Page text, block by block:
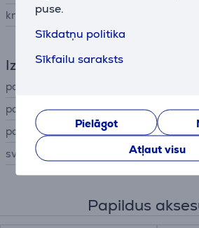
puse.
Sīkdatņu politika
Sīkfailu saraksts
Pielāgot
Atļaut visu
krāsa
Izmēri
pamatierīces augstums
pamatierīces platums
pamatierīces dziļums
svars
Papildus